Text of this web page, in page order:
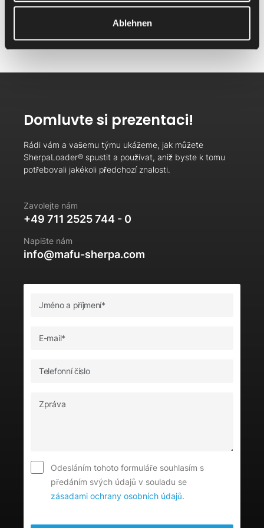
Ablehnen
Domluvte si prezentaci!
Rádi vám a vašemu týmu ukážeme, jak můžete
SherpaLoader® spustit a používat, aniž byste k tomu
potřebovali jakékoli předchozí znalosti.
Zavolejte nám
+49 711 2525 744 - 0
Napište nám
info@mafu-sherpa.com
Odesláním tohoto formuláře souhlasím s
předáním svých údajů v souladu se
zásadami ochrany osobních údajů.